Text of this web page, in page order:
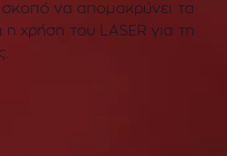
σκοπό να απομακρύνει τα
η χρήση του LASER για τη